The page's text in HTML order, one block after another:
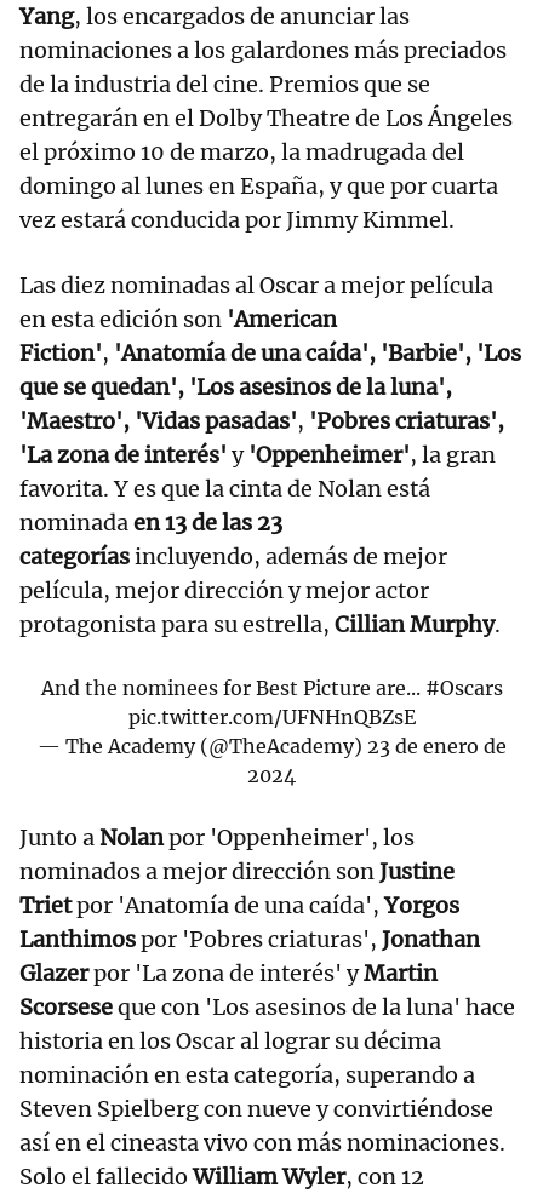
Yang, los encargados de anunciar las
nominaciones a los galardones más preciados
de la industria del cine. Premios que se
entregarán en el Dolby Theatre de Los Ángeles
el próximo 10 de marzo, la madrugada del
domingo al lunes en España, y que por cuarta
vez estará conducida por Jimmy Kimmel.
Las diez nominadas al Oscar a mejor película
en esta edición son 'American
Fiction', 'Anatomía de una caída', 'Barbie', 'Los
que se quedan', 'Los asesinos de la luna',
'Maestro', 'Vidas pasadas', 'Pobres criaturas',
'La zona de interés' y 'Oppenheimer', la gran
favorita. Y es que la cinta de Nolan está
nominadaen 13 de las 23
categoríasincluyendo, además de mejor
película, mejor dirección y mejor actor
protagonista para su estrella, Cillian Murphy.
And the nominees for Best Picture are... #Oscars
pic.twitter.com/UFNHnQBZsE
— The Academy (@TheAcademy) 23 de enero de
2024
Junto a Nolanpor 'Oppenheimer', los
nominados a mejor dirección sonJustine
Trietpor 'Anatomía de una caída',Yorgos
Lanthimospor 'Pobres criaturas', Jonathan
Glazerpor 'La zona de interés' yMartin
Scorseseque con 'Los asesinos de la luna' hace
historia en los Oscar al lograr su décima
nominación en esta categoría, superando a
Steven Spielberg con nueve y convirtiéndose
así en el cineasta vivo con más nominaciones.
Solo el fallecidoWilliam Wyler, con 12